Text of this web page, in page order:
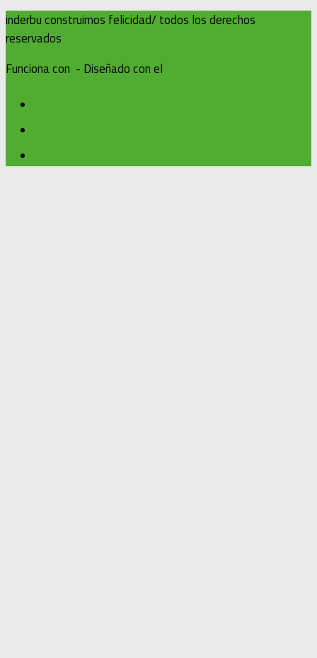
inderbu construimos felicidad/ todos los derechos
reservados
Funciona con - Diseñado con el